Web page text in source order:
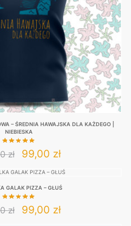
be
chosen
on
the
– ŚREDNIA HAWAJSKA DLA KAŻDEGO |
NIEBIESKA
zł
Original
price
was:
130,00 zł.
99,00 złCurrent
price
is:
99,00 zł.
has
multiple
variants.
GALAK PIZZA – GŁUŚ
zł
Original
99,00 złCurrent